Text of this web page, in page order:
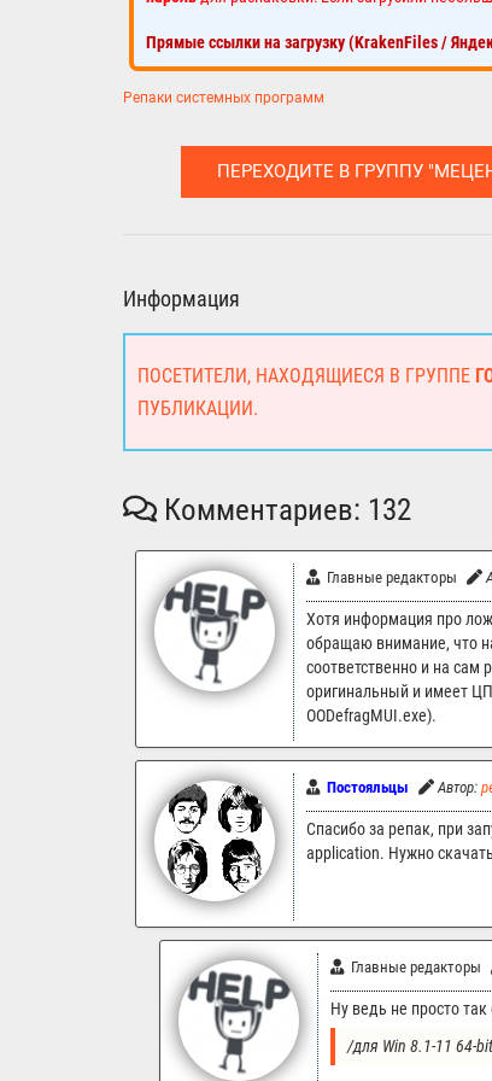
Прямые ссылки на загрузку (KrakenFiles /
Репаки системных программ
ПЕРЕХОДИТЕ В ГРУППУ
Информация
ПОСЕТИТЕЛИ, НАХОДЯЩИЕСЯ В ГРУППЕ
ПУБЛИКАЦИИ.
Комментариев: 132
Главные редакторы
Хотя информация про
обращаю внимание, что
соответственно и на
оригинальный и имеет ЦП
OODefragMUI.exe).
Постояльцы Автор:
Спасибо за репак, при
application. Нужно
Главные редакторы
Ну ведь не просто
/для Win 8.1-11 64-